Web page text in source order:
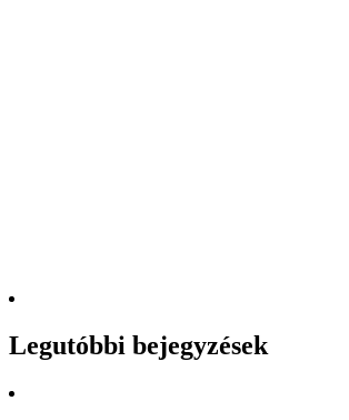
Legutóbbi bejegyzések